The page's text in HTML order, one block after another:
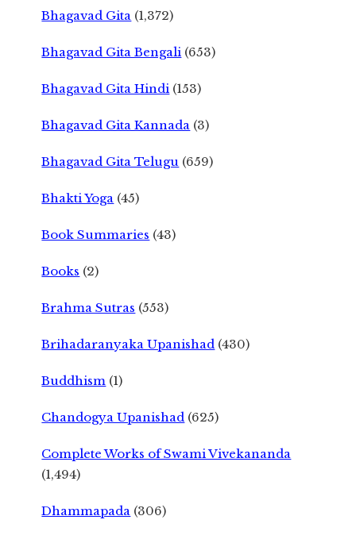
Bhagavad Gita (1,372)
Bhagavad Gita Bengali (653)
Bhagavad Gita Hindi (153)
Bhagavad Gita Kannada (3)
Bhagavad Gita Telugu (659)
Bhakti Yoga (45)
Book Summaries (43)
Books (2)
Brahma Sutras (553)
Brihadaranyaka Upanishad (430)
Buddhism (1)
Chandogya Upanishad (625)
Complete Works of Swami Vivekananda
(1,494)
Dhammapada (306)